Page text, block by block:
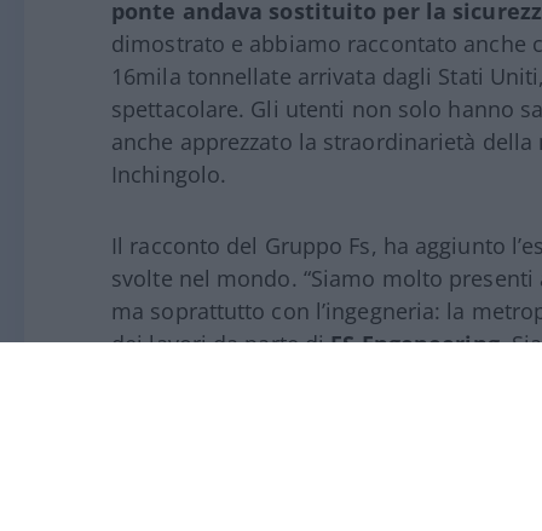
ponte andava sostituito per la
dimostrato e abbiamo raccontato anche
16mila tonnellate arrivata dagli Stati
spettacolare. Gli utenti non solo hanno
anche apprezzato la straordinarietà
Inchingolo.
Il racconto del Gruppo Fs, ha aggiunto
svolte nel mondo. “Siamo molto
ma soprattutto con l’ingegneria: la
dei lavori da parte diFS Engeneering.